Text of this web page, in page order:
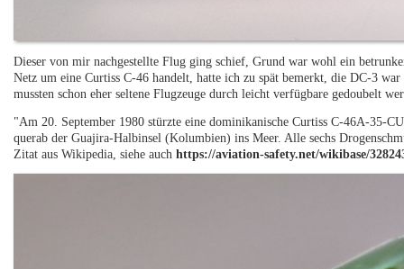
Dieser von mir nachgestellte Flug ging schief, Grund war wohl ein
Netz um eine Curtiss C-46 handelt, hatte ich zu spät bemerkt, die DC-3
mussten schon eher seltene Flugzeuge durch leicht verfügbare gedoubelt
"Am 20. September 1980 stürzte eine dominikanische Curtiss C-46A-35-
querab der Guajira-Halbinsel (Kolumbien) ins Meer. Alle sechs
Zitat aus Wikipedia, siehe auchhttps://aviation-safety.net/wikibase/